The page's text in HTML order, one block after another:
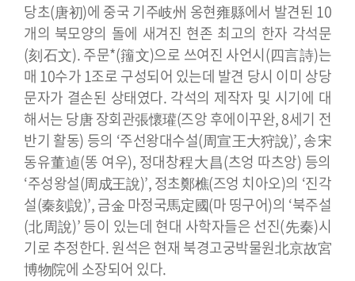
당초(唐初)에 중국 기주岐州 옹현雍縣에서 발견된 10
개의 북모양의 돌에 새겨진 현존 최고의 한자 각석문
(刻石文). 주문*(籒文)으로 쓰여진 사언시(四言詩)는
매 10수가 1조로 구성되어 있는데 발견 당시 이미 상당
문자가 결손된 상태였다. 각석의 제작자 및 시기에 대
해서는 당唐 장회관張懷瓘(즈앙 후에이꾸완, 8세기 전
반기 활동) 등의 ‘주선왕대수설(周宣王大狩說)’, 송宋
동유董逌(똥 여우), 정대창程大昌(츠엉 따츠앙) 등의
‘주성왕설(周成王說)’, 정초鄭樵(즈엉 치아오)의 ‘진각
설(秦刻說)’, 금金 마정국馬定國(마 띵구어)의 ‘북주설
(北周說)’ 등이 있는데 현대 사학자들은 선진(先秦)시
기로 추정한다. 원석은 현재 북경고궁박물원北京故宮
博物院에 소장되어 있다.